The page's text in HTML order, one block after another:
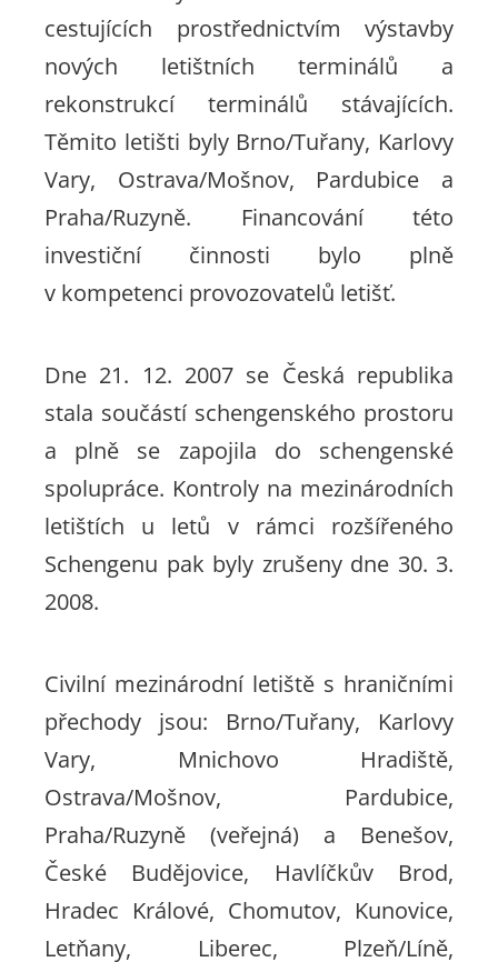
cestujících prostřednictvím výstavby
nových letištních terminálů a
rekonstrukcí terminálů stávajících.
Těmito letišti byly Brno/Tuřany, Karlovy
Vary, Ostrava/Mošnov, Pardubice a
Praha/Ruzyně. Financování této
investiční činnosti bylo plně
v kompetenci provozovatelů letišť.
Dne 21. 12. 2007 se Česká republika
stala součástí schengenského prostoru
a plně se zapojila do schengenské
spolupráce. Kontroly na mezinárodních
letištích u letů v rámci rozšířeného
Schengenu pak byly zrušeny dne 30. 3.
2008.
Civilní mezinárodní letiště s hraničními
přechody jsou: Brno/Tuřany, Karlovy
Vary, Mnichovo Hradiště,
Ostrava/Mošnov, Pardubice,
Praha/Ruzyně (veřejná) a Benešov,
České Budějovice, Havlíčkův Brod,
Hradec Králové, Chomutov, Kunovice,
Letňany, Liberec, Plzeň/Líně,